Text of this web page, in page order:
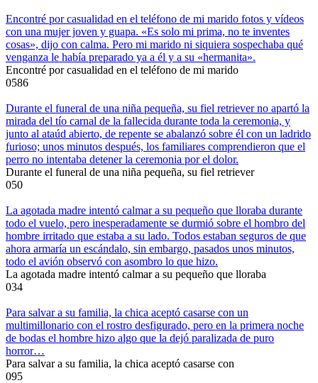
Encontré por casualidad en el teléfono de mi marido fotos y vídeos
con una mujer joven y guapa. «Es solo mi prima, no te inventes
cosas», dijo con calma. Pero mi marido ni siquiera sospechaba qué
venganza le había preparado ya a él y a su «hermanita».
Encontré por casualidad en el teléfono de mi marido
0586
Durante el funeral de una niña pequeña, su fiel retriever no apartó la
mirada del tío carnal de la fallecida durante toda la ceremonia, y
junto al ataúd abierto, de repente se abalanzó sobre él con un ladrido
furioso; unos minutos después, los familiares comprendieron que el
perro no intentaba detener la ceremonia por el dolor.
Durante el funeral de una niña pequeña, su fiel retriever
050
La agotada madre intentó calmar a su pequeño que lloraba durante
todo el vuelo, pero inesperadamente se durmió sobre el hombro del
hombre irritado que estaba a su lado. Todos estaban seguros de que
ahora armaría un escándalo, sin embargo, pasados unos minutos,
todo el avión observó con asombro lo que hizo.
La agotada madre intentó calmar a su pequeño que lloraba
034
Para salvar a su familia, la chica aceptó casarse con un
multimillonario con el rostro desfigurado, pero en la primera noche
de bodas el hombre hizo algo que la dejó paralizada de puro
horror…
Para salvar a su familia, la chica aceptó casarse con
095